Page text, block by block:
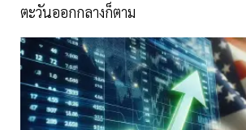
ตะวันออกกลางก็ตาม